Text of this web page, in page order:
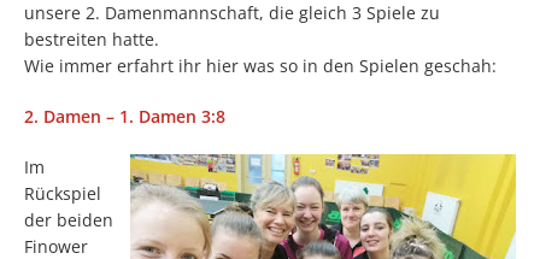
unsere 2. Damenmannschaft, die gleich 3 Spiele zu
bestreiten hatte.
Wie immer erfahrt ihr hier was so in den Spielen geschah:
2. Damen – 1. Damen 3:8
Im
Rückspiel
der beiden
Finower